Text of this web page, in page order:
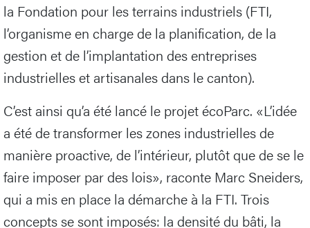
la Fondation pour les terrains industriels (FTI,
l’organisme en charge de la planification, de la
gestion et de l’implantation des entreprises
industrielles et artisanales dans le canton).
C’est ainsi qu’a été lancé le projet écoParc. «L’idée
a été de transformer les zones industrielles de
manière proactive, de l’intérieur, plutôt que de se le
faire imposer par des lois», raconte Marc Sneiders,
qui a mis en place la démarche à la FTI. Trois
concepts se sont imposés: la densité du bâti, la